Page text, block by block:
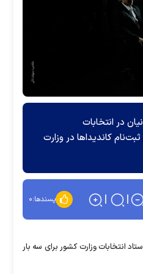
در انتخابات
کاندیدا‌ها در وزارت
پسندها:۰
انتخابات وزارت کشور برای سه بار